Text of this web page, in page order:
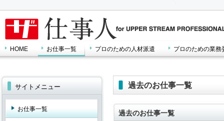
HOME お仕事一覧 プロのための人材派遣 プロのための業務
サイトメニュー
お仕事一覧
過去のお仕事一覧
過去のお仕事一覧